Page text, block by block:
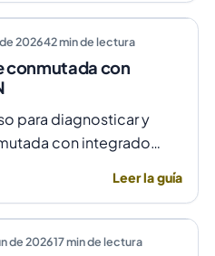
202642min de lectura
conmutada con
para diagnosticar y
con integrado
Leer la guía
de 202617min de lectura